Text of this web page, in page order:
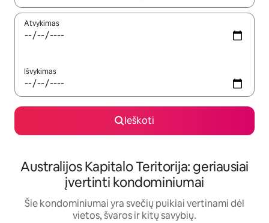
Atvykimas
Išvykimas
Ieškoti
Australijos Kapitalo Teritorija: geriausiai
įvertinti kondominiumai
Šie kondominiumai yra svečių puikiai vertinami dėl
vietos, švaros ir kitų savybių.